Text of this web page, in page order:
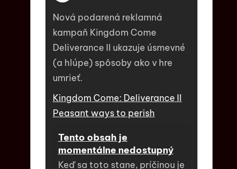
Nová podarená reklamná
kampaň Kingdom Come
Deliverance II ukazuje úsmevné
(a hlúpe) spôsoby ako v hre
umrieť.
Kingdom Come: Deliverance II
Peasant ways to perish
Tento obsah je
momentálne nedostupný
Keď sa toto stane, príčinou je